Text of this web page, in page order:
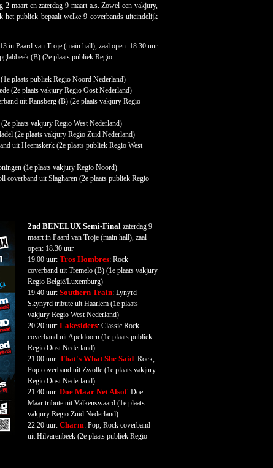
maart en zaterdag 9 maart a.s. Zowel een vakjury,
het publiek bepaalt welke 9 coverbands uiteindelijk
in Paard van Troje (main hall), zaal open: 18.30 uur
(B) (2e plaats publiek Regio
e plaats publiek Regio Noord Nederland)
(2e plaats vakjury Regio Oost Nederland)
uit Ransberg (B) (2e plaats vakjury Regio
(2e plaats vakjury Regio West Nederland)
(2e plaats vakjury Regio Zuid Nederland)
uit Heemskerk (2e plaats publiek Regio West
(1e plaats vakjury Regio Noord)
coverband uit Slagharen (2e plaats publiek Regio
2nd BENELUX Semi-Final zaterdag 9
maart in Paard van Troje (main hall), zaal
open: 18.30 uur
19.00 uur: Tros Hombres: Rock
coverband uit Tremelo (B) (1e plaats vakjury
Regio België/Luxemburg)
19.40 uur: Southern Train: Lynyrd
Skynyrd tribute uit Haarlem (1e plaats
vakjury Regio West Nederland)
20.20 uur: Lakesiders: Classic Rock
coverband uit Apeldoorn (1e plaats publiek
Regio Oost Nederland)
21.00 uur: That's What She Said: Rock,
Pop coverband uit Zwolle (1e plaats vakjury
Regio Oost Nederland)
21.40 uur: Doe Maar Net Alsof: Doe
Maar tribute uit Valkenswaard (1e plaats
vakjury Regio Zuid Nederland)
22.20 uur: Charm: Pop, Rock coverband
uit Hilvarenbeek (2e plaats publiek Regio